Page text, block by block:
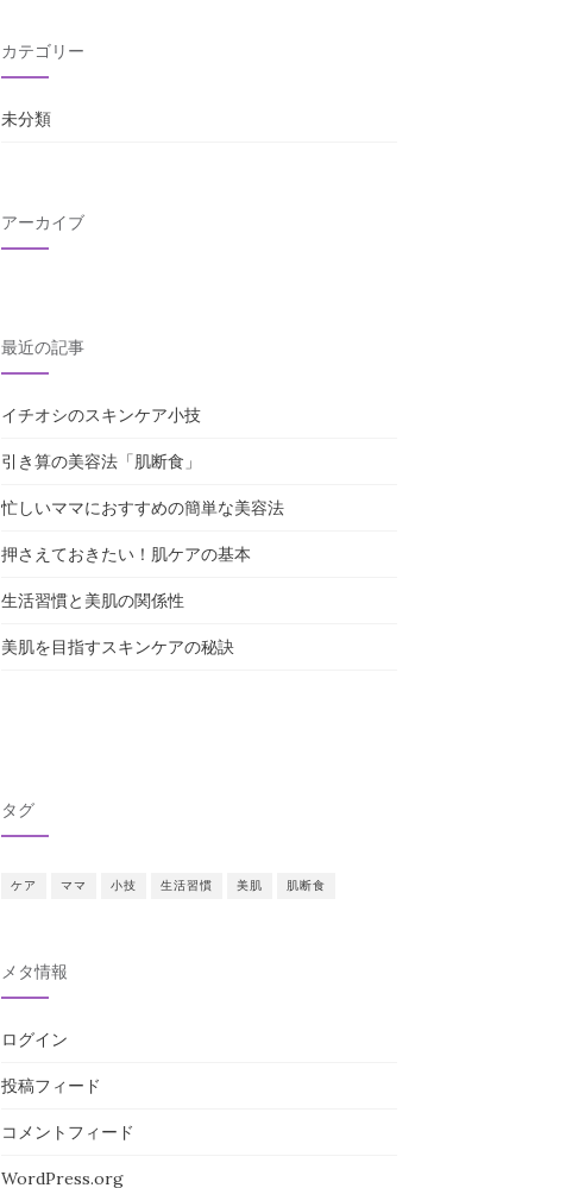
カテゴリー
未分類
アーカイブ
最近の記事
イチオシのスキンケア小技
引き算の美容法「肌断食」
忙しいママにおすすめの簡単な美容法
押さえておきたい！肌ケアの基本
生活習慣と美肌の関係性
美肌を目指すスキンケアの秘訣
タグ
ケア ママ 小技 生活習慣 美肌 肌断食
メタ情報
ログイン
投稿フィード
コメントフィード
WordPress.org